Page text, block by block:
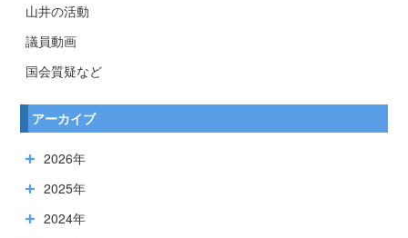
山井の活動
議員動画
国会質疑など
アーカイブ
2026年
2025年
2024年